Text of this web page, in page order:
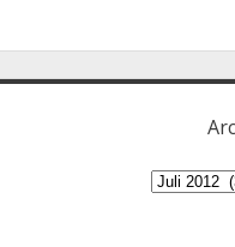
Archiv